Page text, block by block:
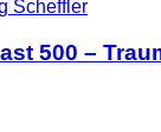
500 –